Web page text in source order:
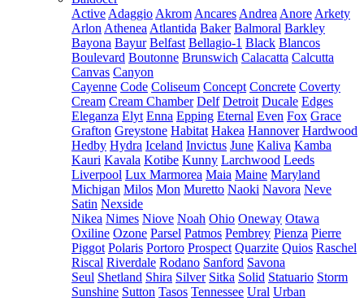
Active Adaggio Akrom Ancares Andrea Anore Arkety
Arlon Athenea Atlantida Baker Balmoral Barkley
Bayona Bayur Belfast Bellagio-1 Black Blancos
Boulevard Boutonne Brunswich Calacatta Calcutta
Canvas Canyon
Cayenne Code Coliseum Concept Concrete Coverty
Cream Cream Chamber Delf Detroit Ducale Edges
Eleganza Elyt Enna Epping Eternal Even Fox Grace
Grafton Greystone Habitat Hakea Hannover Hardwood
Hedby Hydra Iceland Invictus June Kaliva Kamba
Kauri Kavala Kotibe Kunny Larchwood Leeds
Liverpool Lux Marmorea Maia Maine Maryland
Michigan Milos Mon Muretto Naoki Navora Neve
Satin Nexside
Nikea Nimes Niove Noah Ohio Oneway Otawa
Oxiline Ozone Parsel Patmos Pembrey Pienza Pierre
Piggot Polaris Portoro Prospect Quarzite Quios Raschel
Riscal Riverdale Rodano Sanford Savona
Seul Shetland Shira Silver Sitka Solid Statuario Storm
Sunshine Sutton Tasos Tennessee Ural Urban